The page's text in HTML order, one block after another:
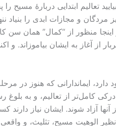
تعالیم ابتدایی دربارۀ
اینجا منظور از “کمال” همان
از آغاز به ایشان بیاموزاند.
دارد، ایماندارانی که هنوز در
از تعالیم، و به بلوغ
آزاد شوند. ایشان نیاز دارند
الوهیت مسیح، تثلیث، و